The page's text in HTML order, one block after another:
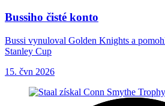
Bussiho čisté konto
Bussi vynuloval Golden Knights a
Stanley Cup
15. čvn 2026